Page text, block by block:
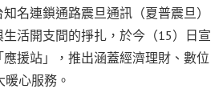
名連鎖通路震旦通訊（夏普震旦）
活開支間的掙扎，於今（15）日宣
援站」，推出涵蓋經濟理財、數位
心服務。